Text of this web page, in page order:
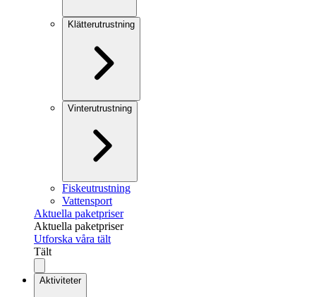
Klätterutrustning
Vinterutrustning
Fiskeutrustning
Vattensport
Aktuella paketpriser
Aktuella paketpriser
Utforska våra tält
Tält
Aktiviteter